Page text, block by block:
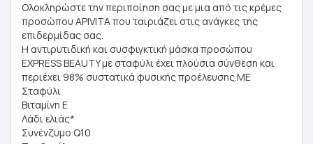
Ολοκληρώστε την περιποίηση σας με μια από τις κρέμες
προσώπου APIVITA που ταιριάζει στις ανάγκες της
επιδερμίδας σας.
Η αντιρυτιδική και συσφιγκτική μάσκα προσώπου
EXPRESS BEΑUTY με σταφύλι έχει πλούσια σύνθεση και
περιέχει 98% συστατικά φυσικής προέλευσης.ΜΕ
Σταφύλι
Βιταμίνη Ε
Λάδι ελιάς*
Συνένζυμο Q10